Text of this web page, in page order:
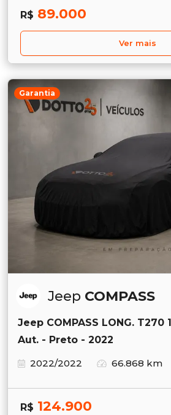
R$ 89.000
Ver mais
Garantia
Jeep COMPASS
Jeep COMPASS LONG. T270
Aut. - Preto - 2022
2022/2022
66.868 km
R$ 124.900